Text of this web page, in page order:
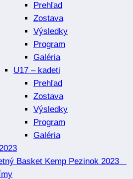
Prehľad
Zostava
Výsledky
Program
Galéria
U17 – kadeti
Prehľad
Zostava
Výsledky
Program
Galéria
Basket Kemp Pezinok 2023